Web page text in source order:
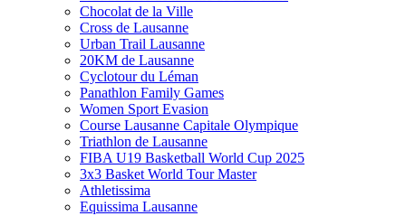
Chocolat de la Ville
Cross de Lausanne
Urban Trail Lausanne
20KM de Lausanne
Cyclotour du Léman
Panathlon Family Games
Women Sport Evasion
Course Lausanne Capitale Olympique
Triathlon de Lausanne
FIBA U19 Basketball World Cup 2025
3x3 Basket World Tour Master
Athletissima
Equissima Lausanne